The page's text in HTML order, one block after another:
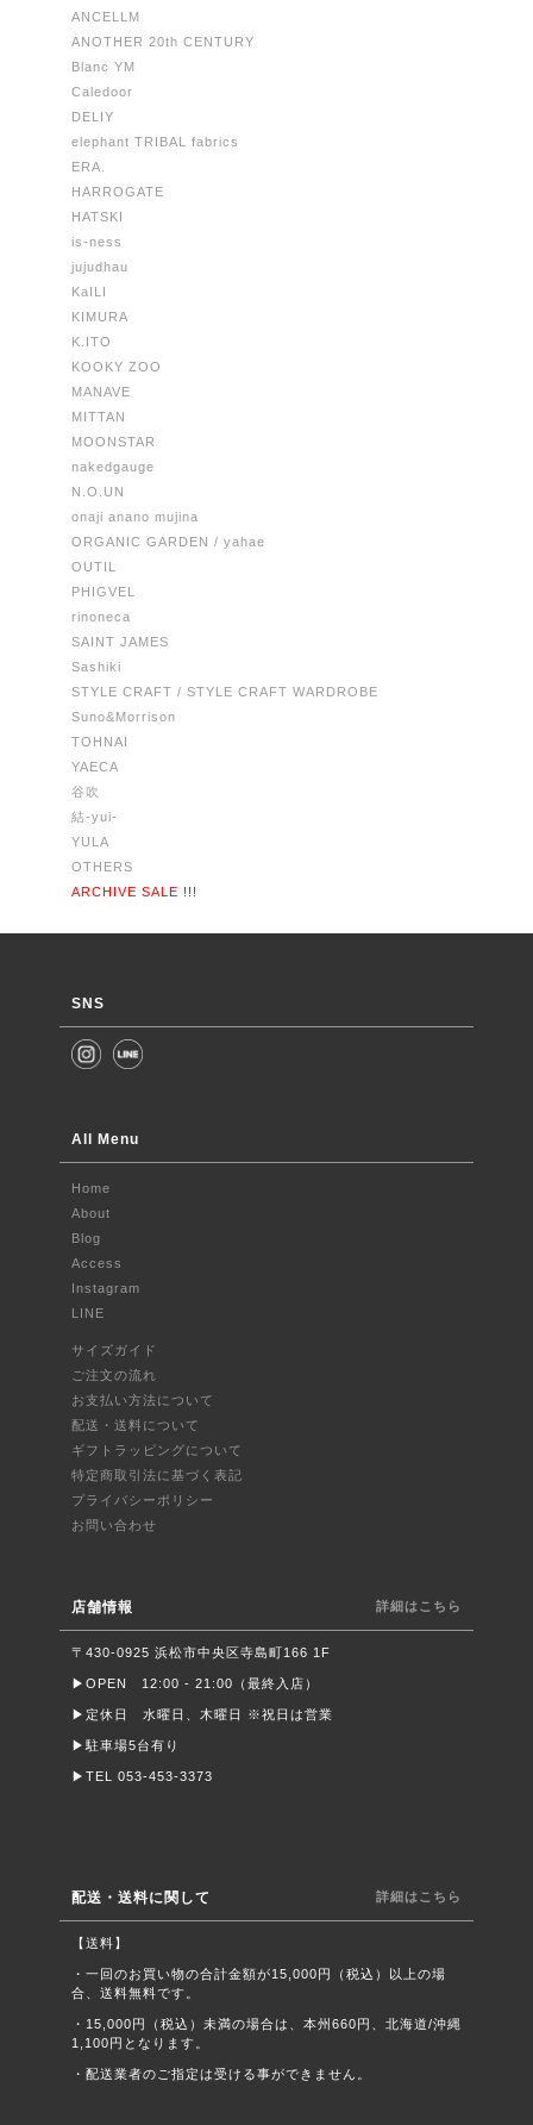
ANCELLM
ANOTHER 20th CENTURY
Blanc YM
Caledoor
DELIY
elephant TRIBAL fabrics
ERA.
HARROGATE
HATSKI
is-ness
jujudhau
KaILI
KIMURA
K.ITO
KOOKY ZOO
MANAVE
MITTAN
MOONSTAR
nakedgauge
N.O.UN
onaji anano mujina
ORGANIC GARDEN / yahae
OUTIL
PHIGVEL
rinoneca
SAINT JAMES
Sashiki
STYLE CRAFT / STYLE CRAFT WARDROBE
Suno&Morrison
TOHNAI
YAECA
谷吹
結-yui-
YULA
OTHERS
ARCHIVE SALE !!!
SNS
All Menu
Home
About
Blog
Access
Instagram
LINE
サイズガイド
ご注文の流れ
お支払い方法について
配送・送料について
ギフトラッピングについて
特定商取引法に基づく表記
プライバシーポリシー
お問い合わせ
店舗情報 詳細はこちら
〒430-0925 浜松市中央区寺島町166 1F
▶︎OPEN 12:00 - 21:00（最終入店）
▶︎定休日 水曜日、木曜日 ※祝日は営業
▶︎駐車場5台有り
▶︎TEL 053-453-3373
配送・送料に関して 詳細はこちら
【送料】
・一回のお買い物の合計金額が15,000円（税込）以上の場
合、送料無料です。
・15,000円（税込）未満の場合は、本州660円、北海道/沖縄
1,100円となります。
・配送業者のご指定は受ける事ができません。